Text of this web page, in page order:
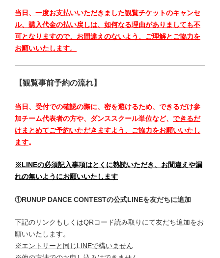
当日、一度お支払いいただきました観覧チケットのキャンセ
ル、購入代金の払い戻しは、如何なる理由がありましても不
可となりますので、お間違えのないよう、ご理解とご協力を
お願いいたします。
【観覧事前予約の流れ】
当日、受付での確認の際に、密を避けるため、できるだけ参
加チーム代表者の方や、ダンススクール単位など、 できるだ
けまとめてご予約いただきますよう、ご協力をお願いいたし
ます。
※LINEの必須記入事項はとくに熟読いただき、お間違えや漏
れの無いようにお願いいたします
①RUNUP DANCE CONTESTの公式LINEを友だちに追加
下記のリンクもしくはQRコード読み取りにて友だち追加をお
願いいたします。
※エントリーと同じLINEで構いません